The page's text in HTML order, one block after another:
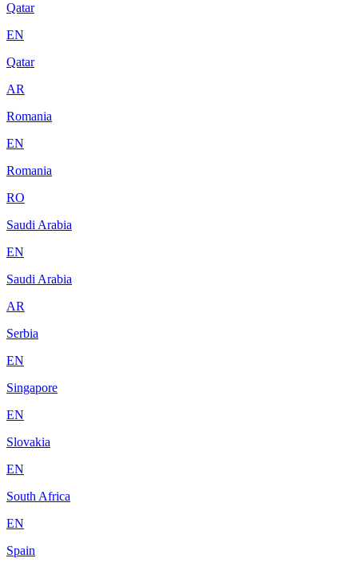
Qatar
EN
Qatar
AR
Romania
EN
Romania
RO
Saudi Arabia
EN
Saudi Arabia
AR
Serbia
EN
Singapore
EN
Slovakia
EN
South Africa
EN
Spain